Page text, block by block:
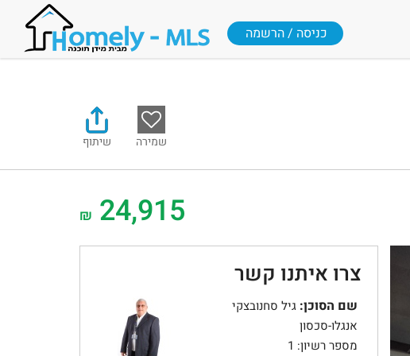
כניסה / הרשמה
שמירה שיתוף
24,915
₪
צרו איתנו קשר
שם הסוכן: גיל סחנובצקי
אנגלו-סכסון
מספר רשיון: 1